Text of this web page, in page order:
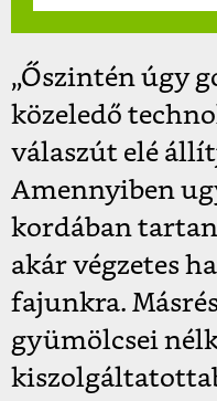
„Őszintén úgy
közeledő
válaszút elé
Amennyiben
kordában
akár végzetes
fajunkra.
gyümölcsei